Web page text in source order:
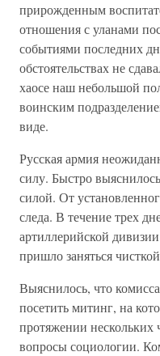
прирожденным
отношения с уланами
событиями последних
обстоятельствах не
хаосе наш небольшой
воинским
виде.
Русская армия
силу. Быстро
силой. От
следа. В течение трех
артиллерийской
пришло заняться
Выяснилось, что
посетить митинг, на
протяжении нескольких
вопросы социологии.